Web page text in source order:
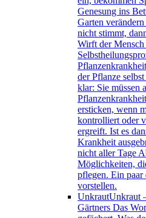
Genesung ins
Garten
nicht stimmt,
Wirft der
der Pflanze
klar: Sie müssen
ersticken, wenn
kontrolliert oder
ergreift. Ist es
Krankheit
nicht aller Tage
Möglichkeiten,
pflegen. Ein
vorstellen.
UnkrautUnkraut
Gärtners Das